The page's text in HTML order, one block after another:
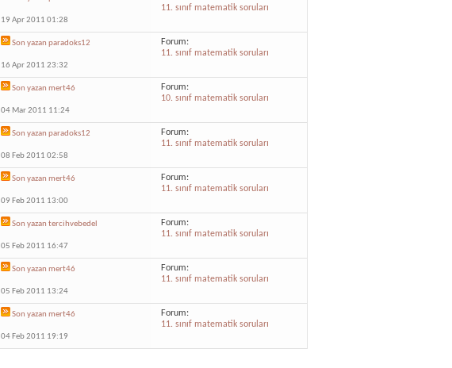
19 Apr 2011 01:28
11. sınıf matematik soruları
Son yazan paradoks12
16 Apr 2011 23:32
Forum:
11. sınıf matematik soruları
Son yazan mert46
04 Mar 2011 11:24
Forum:
10. sınıf matematik soruları
Son yazan paradoks12
08 Feb 2011 02:58
Forum:
11. sınıf matematik soruları
Son yazan mert46
09 Feb 2011 13:00
Forum:
11. sınıf matematik soruları
Son yazan tercihvebedel
05 Feb 2011 16:47
Forum:
11. sınıf matematik soruları
Son yazan mert46
05 Feb 2011 13:24
Forum:
11. sınıf matematik soruları
Son yazan mert46
04 Feb 2011 19:19
Forum:
11. sınıf matematik soruları